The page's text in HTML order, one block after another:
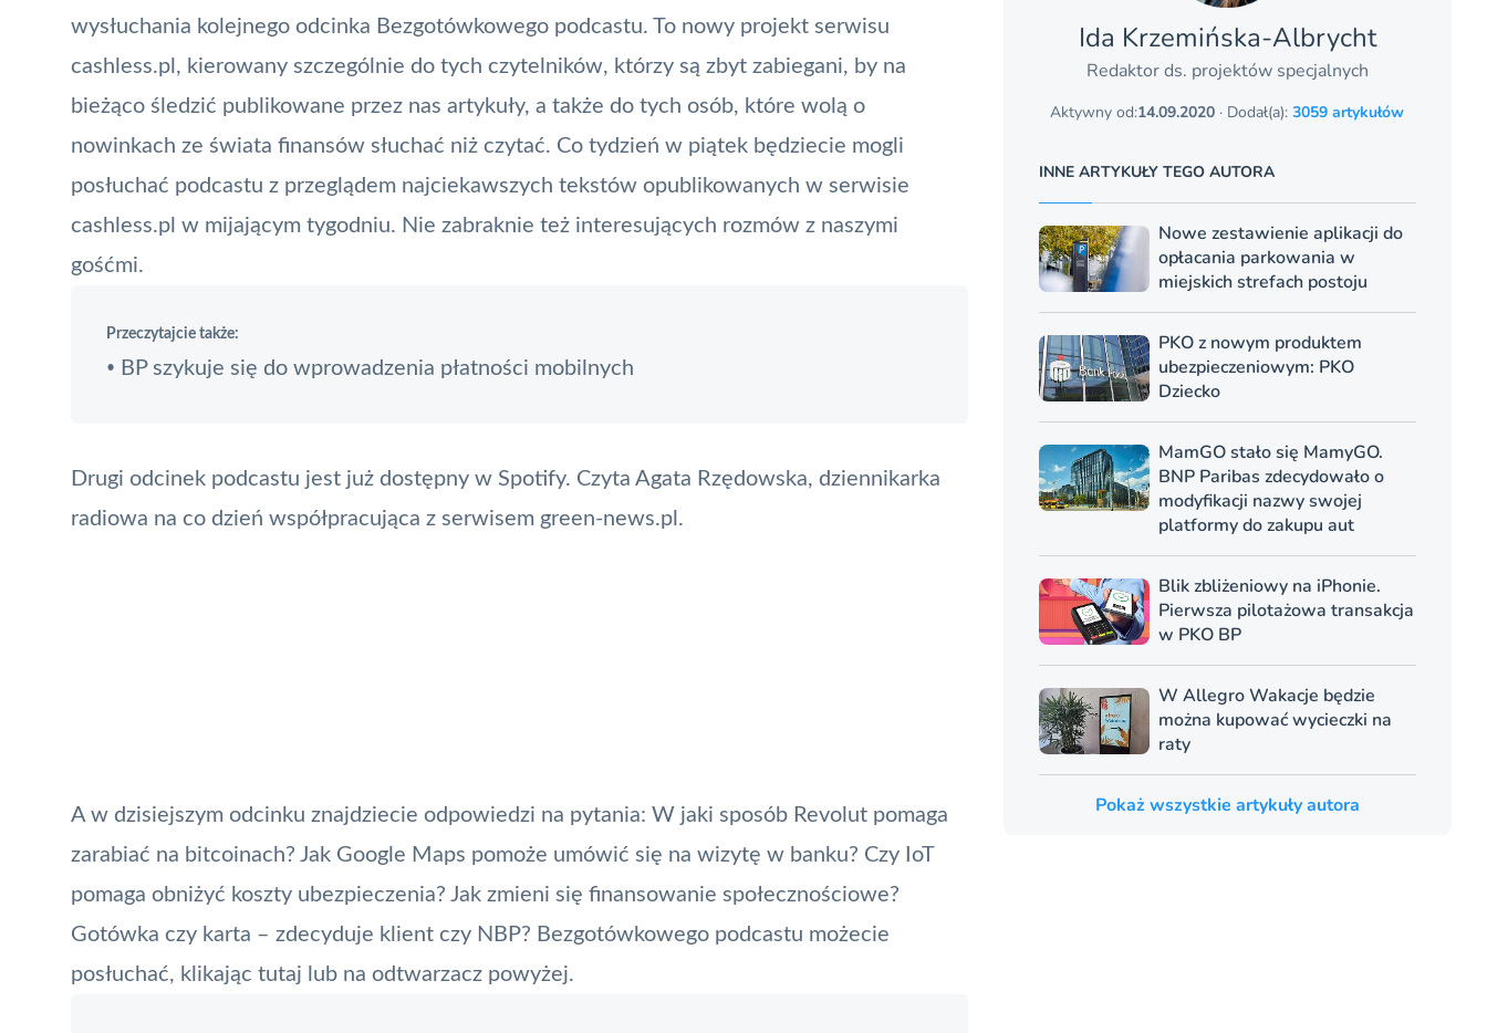
wysłuchania kolejnego odcinka Bezgotówkowego podcastu. To nowy projekt serwisu
cashless.pl, kierowany szczególnie do tych czytelników, którzy są zbyt zabiegani, by na
bieżąco śledzić publikowane przez nas artykuły, a także do tych osób, które wolą o
nowinkach ze świata finansów słuchać niż czytać. Co tydzień w piątek będziecie mogli
posłuchać podcastu z przeglądem najciekawszych tekstów opublikowanych w serwisie
cashless.pl w mijającym tygodniu. Nie zabraknie też interesujących rozmów z naszymi
gośćmi.
Przeczytajcie także:
• BP szykuje się do wprowadzenia płatności mobilnych
Drugi odcinek podcastu jest już dostępny w Spotify. Czyta Agata Rzędowska, dziennikarka
radiowa na co dzień współpracująca z serwisem green-news.pl .
A w dzisiejszym odcinku znajdziecie odpowiedzi na pytania: W jaki sposób Revolut pomaga
zarabiać na bitcoinach? Jak Google Maps pomoże umówić się na wizytę w banku? Czy IoT
pomaga obniżyć koszty ubezpieczenia? Jak zmieni się finansowanie społecznościowe?
Gotówka czy karta – zdecyduje klient czy NBP? Bezgotówkowego podcastu możecie
posłuchać, klikając tutaj lub na odtwarzacz powyżej.
Ida Krzemińska-Albrycht
Redaktor ds. projektów specjalnych
Aktywny od:14.09.2020 · Dodał(a):3059 artykułów
INNE ARTYKUŁY TEGO AUTORA
Nowe zestawienie aplikacji do
opłacania parkowania w
miejskich strefach postoju
PKO z nowym produktem
ubezpieczeniowym: PKO
Dziecko
MamGO stało się MamyGO.
BNP Paribas zdecydowało o
modyfikacji nazwy swojej
platformy do zakupu aut
Blik zbliżeniowy na iPhonie.
Pierwsza pilotażowa transakcja
w PKO BP
W Allegro Wakacje będzie
można kupować wycieczki na
raty
Pokaż wszystkie artykuły autora